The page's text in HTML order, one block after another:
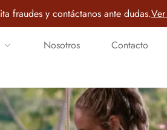
fraudes y contáctanos ante dudas.
Nosotros Contacto